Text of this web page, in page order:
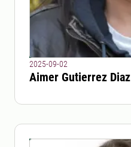
2025-09-02
Aimer Gutierrez Diaz